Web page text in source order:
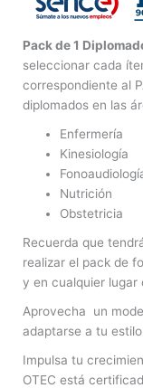
Pack de 1
seleccionar cada
correspondiente al
diplomados en las
Enfermería
Kinesiología
Nutrición
Obstetricia
Recuerda que
realizar el pack de
y en cualquier lugar
Aprovecha un
adaptarse a tu
Impulsa tu
OTEC está